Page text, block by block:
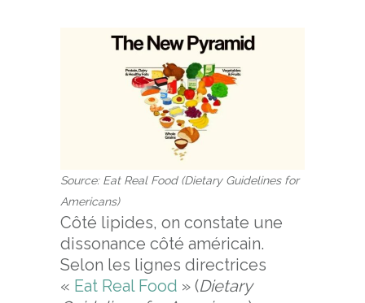
Source: Eat Real Food (Dietary Guidelines for
Americans)
Côté lipides, on constate une
dissonance côté américain.
Selon les lignes directrices
« Eat Real Food » (Dietary